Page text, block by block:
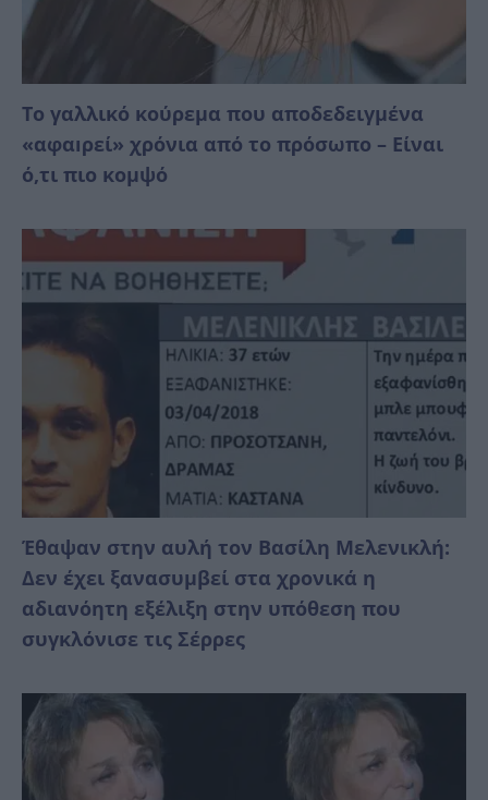
Το γαλλικό κούρεμα που αποδεδειγμένα
«αφαıρεί» χρόνια από το πρόσωπο – Είναι
ό,τι πιο κομψό
Έθαψαν στην αυλή τον Βασίλη Μελενικλή:
Δεν έχει ξανασυμβεί στα χρονικά η
αδιανόητη εξέλιξη στην υπόθεση που
συγκλόνισε τις Σέρρες